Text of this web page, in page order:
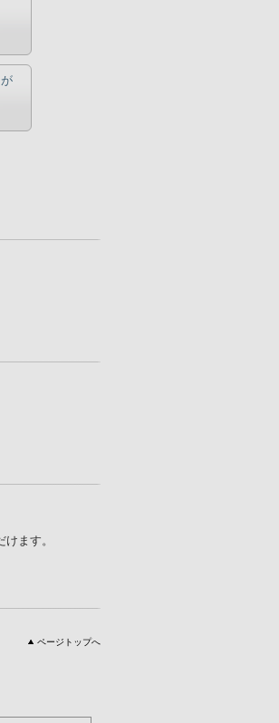
ます。
ページトップへ